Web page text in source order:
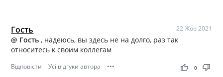
Гость 22 Жов 2021
@ Гость, надеюсь, вы здесь не на долго, раз так
относитесь к своим коллегам
Відповісти Усі відгуки автора ••• thumb_up thumb_down
0